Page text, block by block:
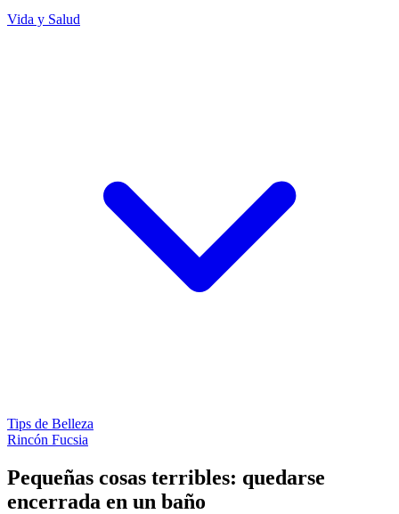
Vida y Salud
Tips de Belleza
Rincón Fucsia
Pequeñas cosas terribles: quedarse
encerrada en un baño